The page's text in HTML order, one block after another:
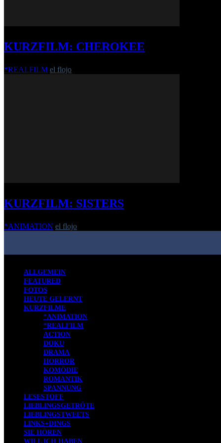
KURZFILM: CHEROKEE
*REALFILM el flojo
KURZFILM: SISTERS
*ANIMATION el flojo
ALLGEMEIN
FEATURED
FOTOS
HEUTE GELERNT
KURZFILME
*ANIMATION
*REALFILM
ACTION
DOKU
DRAMA
HORROR
KOMÖDIE
ROMANTIK
SPANNUNG
LESESTOFF
LIEBLINGSGETRÖTE
LIEBLINGSTWEETS
LINKS+DINGS
SIE HÖREN
WILL ICH HABEN